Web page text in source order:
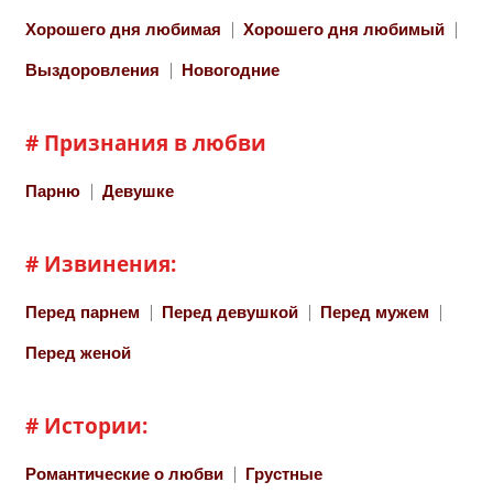
Хорошего дня любимая Хорошего дня любимый
Выздоровления Новогодние
# Признания в любви
Парню Девушке
# Извинения:
Перед парнем Перед девушкой Перед мужем
Перед женой
# Истории:
Романтические о любви Грустные